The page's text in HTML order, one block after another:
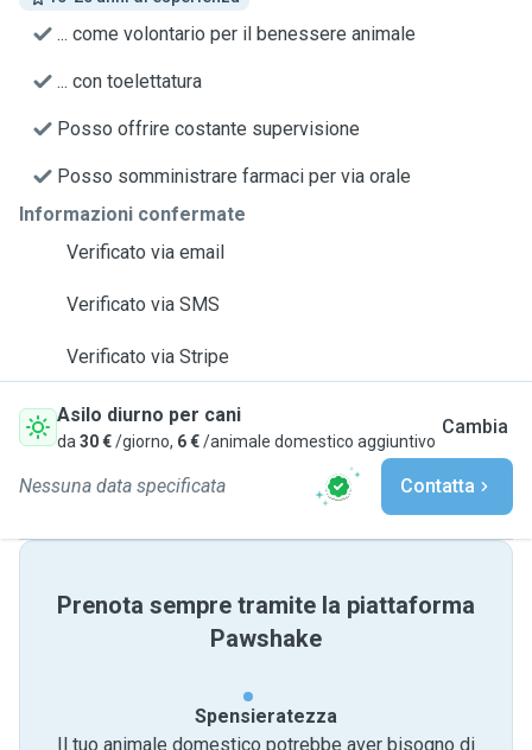
... come volontario per il benessere animale
... con toelettatura
Posso offrire costante supervisione
Posso somministrare farmaci per via orale
Informazioni confermate
Verificato via email
Verificato via SMS
Verificato via Stripe
Asilo diurno per cani
da 30 €/giorno, 6 €/animale domestico aggiuntivo
Cambia
Nessuna data specificata Contatta
Prenota sempre tramite la piattaforma
Pawshake
Spensieratezza
Il tuo animale domestico potrebbe aver bisogno di